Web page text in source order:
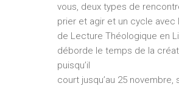
vous, deux types de
prier et agir et un cycle avec
de Lecture Théologique en
déborde le temps de la
puisqu’il
court jusqu’au 25 novembre,